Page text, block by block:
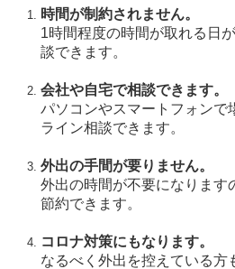
相続税申告
相続対策
事業承継
所得税対策
税理士変更のご検討
経営者お役立ち情報
採用情報
時間が制約されません。
1時間程度の時間が取れる日
談できます。
会社や自宅で相談できます。
パソコンやスマートフォンで
ライン相談できます。
外出の手間が要りません。
外出の時間が不要になります
節約できます。
コロナ対策にもなります。
なるべく外出を控えている方